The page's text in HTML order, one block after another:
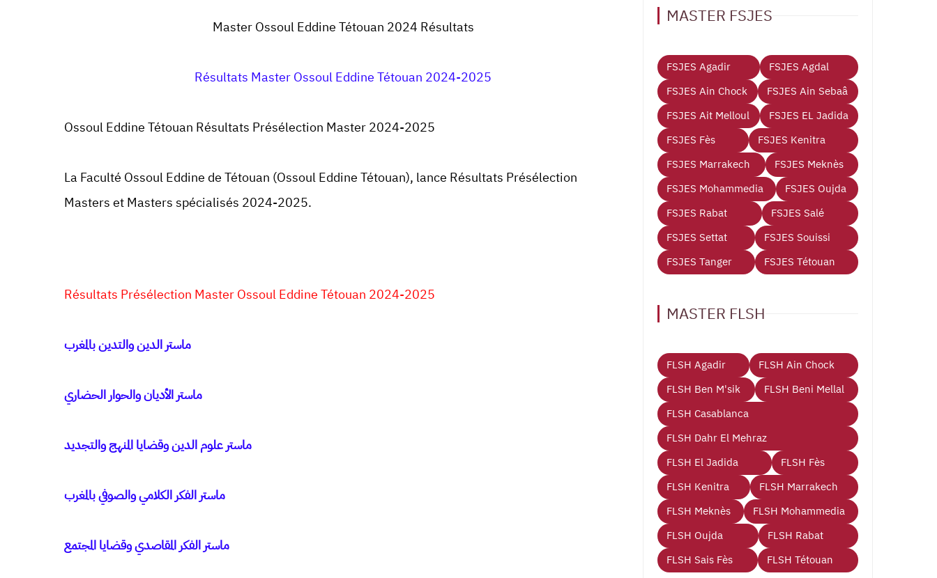
Master Ossoul Eddine Tétouan 2024 Résultats
Résultats Master Ossoul Eddine Tétouan 2024-2025
Ossoul Eddine Tétouan Résultats Présélection Master 2024-2025
La Faculté Ossoul Eddine de Tétouan (Ossoul Eddine Tétouan), lance Résultats Présélection
Masters et Masters spécialisés 2024-2025.
Résultats Présélection Master Ossoul Eddine Tétouan 2024-2025
ماستر الدين والتدين بالمغرب
ماستر الأديان والحوار الحضاري
ماستر علوم الدين وقضايا المنهج والتجديد
ماستر الفكر الكلامي والصوفي بالمغرب
ماستر الفكر المقاصدي وقضايا المجتمع
MASTER FSJES
FSJES Agadir
FSJES Agdal
FSJES Ain Chock
FSJES Ain Sebaâ
FSJES Ait Melloul
FSJES EL Jadida
FSJES Fès
FSJES Kenitra
FSJES Marrakech
FSJES Meknès
FSJES Mohammedia
FSJES Oujda
FSJES Rabat
FSJES Salé
FSJES Settat
FSJES Souissi
FSJES Tanger
FSJES Tétouan
MASTER FLSH
FLSH Agadir
FLSH Ain Chock
FLSH Ben M'sik
FLSH Beni Mellal
FLSH Casablanca
FLSH Dahr El Mehraz
FLSH El Jadida
FLSH Fès
FLSH Kenitra
FLSH Marrakech
FLSH Meknès
FLSH Mohammedia
FLSH Oujda
FLSH Rabat
FLSH Sais Fès
FLSH Tétouan